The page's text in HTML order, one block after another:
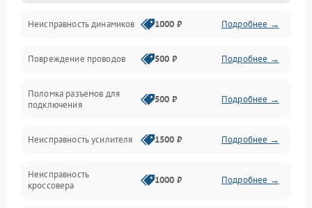
Связь
Механические повреждения
Неисправность динамиков 1000 ₽ Подробнее →
Повреждение проводов 500 ₽ Подробнее →
Поломка разъемов для
подключения
500 ₽ Подробнее →
Неисправность усилителя 1500 ₽ Подробнее →
Неисправность
кроссовера
1000 ₽ Подробнее →